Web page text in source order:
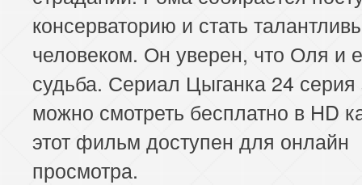
консерваторию и стать
человеком. Он уверен, что Оля и
судьба. Сериал Цыганка 24 серия
можно смотреть бесплатно в HD
этот фильм доступен для онлайн
просмотра.